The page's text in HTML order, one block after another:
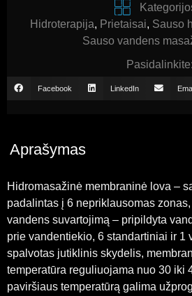
Hidroterapija, Prietaisai, Sauso
Sauso vandens
Pasidalinkite:
Facebook LinkedIn
Aprašymas
Hidromasažinė membraninė lova –
padalintas į 6 nepriklausomas
vandens suvartojimą – pripildyta
prie vandentiekio, 6 standartiniai ir 1
spalvotas jutiklinis skydelis,
temperatūra reguliuojama nuo 30 iki
paviršiaus temperatūrą galima